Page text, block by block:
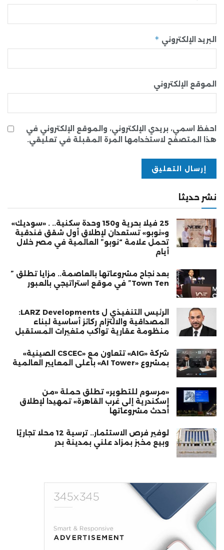
البريد الإلكتروني *
الموقع الإلكتروني
احفظ اسمي، بريدي الإلكتروني، والموقع الإلكتروني في
هذا المتصفح لاستخدامها المرة المقبلة في تعليقي.
نشر حديثا
25 فيلا بحرية و150 وحدة سكنية.. . «سوديك»
و«نوبو» تستعدان لإطلاق أول شقق فندقية
تحمل علامة “نوبو” العالمية في مصر خلال
أيام
بعد نجاح مشروعاتها بالعاصمة.. مزايا تطلق ”
Town Ten” في موقع استراتيجي بالعبور
الرئيس التنفيذي ل LARZ Developments:
المصداقية والالتزام ركائز أساسية لبناء
منظومة عقارية تواكب متغيرات المستقبل
شركة «AIG» تتعاون مع «CSCEC الصينية»
بمشروع «AI Tower» بأعلى المعايير العالمية
«مرسوم للتطوير» تطلق حملة «من
إسكندرية إلى غرب القاهرة» تمهيدا لإطلاق
أحدث مشروعاتها
لوفير فرص الاستثمار.. ترسية 12 محلًا تجاريًا
وبيع مخبز بمزاد علني بمدينة بدر